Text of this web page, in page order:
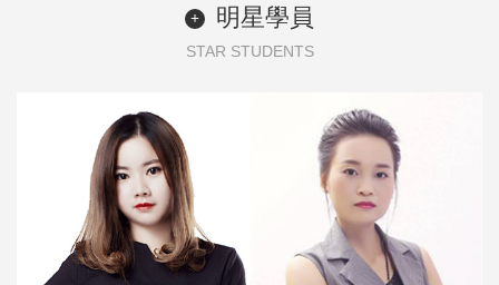
+ 明星學員
STAR STUDENTS